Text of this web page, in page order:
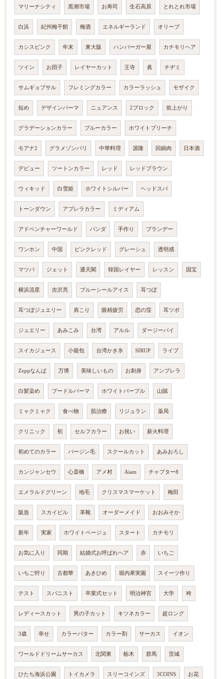
マリーナシティ 黒潮市場 お寿司 生石高原 とれとれ市場
白浜 紀州梅干館 梅酒 エネルギーランド オリーブ
カシスピンク 年末 東大阪 ハンバーガー屋 カチモリヘア
ツイン お団子 レイヤーカット 王寺 眞 チヂミ
サムギョプサル フレミングカラー カラーラッシュ モザイク
短め デザインパーマ ニュアンス 2ブロック 前上がり
グラデーションカラー ブルーカラー ホワイトブリーチ
モアナ2 グラメゾンパリ 中華料理 源隆 回鍋肉 日本酒
デビュー ツートンカラー レッド レッドブラウン
ウィキッド 白雪姫 ホワイトシルバー ヘッドスパ
トーンダウン アブレラカラー ミディアム
アドベンチャーワールド パンダ 手作り ブランデー
ワンホン 中国 ピンクレッド グレーシュ 透明感
マツパ ジェット 通天閣 韓国レイヤー レッスン 国宝
横浜流星 吉沢亮 ブルーシールアイス 耳つぼ
耳つぼジュエリー 肩こり 眼精疲労 恋の窪 耳ツボ
ジュエリー あみこみ 台湾 アルル ダージーパイ
スイカジュース 小籠包 台湾かき氷 SIRUP ライブ
Zeppなんば 万博 美味しいもの お刺身 アンブレラ
白髪染め プードルパーマ ホワイトパープル 山賊
ミャクミャク 食べ物 肌治療 リジュラン 薬局
クリニック 初 セルフカラー お祝い 薪火料理
初めてのカラー バージン毛 スクールカット あみおろし
カンジャンセウ 心斎橋 アメ村 Aiam チャプター8
エメラルドグリーン 地毛 クリスマスマーケット 梅田
阪急 スカイビル 革靴 オーダーメイド おおみそか
新年 実家 ホワイトベージュ スタート カチモリ
お気に入り 同期 結婚式お呼ばれヘア 赤 いちご
いちご狩り 古都華 あきひめ 堀内果実園 スイーツ作り
テスト スパニスト 卒業式セット 明治神宮 大学 袴
レディースカット 男の子カット キツネカラー 超ロング
3歳 幸せ カラーバター カラー剤 サーカス イオン
ワールドドリームサーカス 北関東 栃木 群馬 茨城
ひたち海浜公園 トイカメラ スリーコインズ 3COINS お花